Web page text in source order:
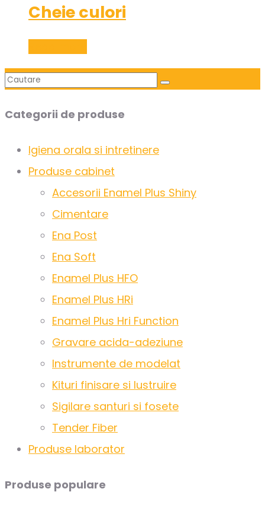
Cheie culori
Categorii de produse
Igiena orala si intretinere
Produse cabinet
Accesorii Enamel Plus Shiny
Cimentare
Ena Post
Ena Soft
Enamel Plus HFO
Enamel Plus HRi
Enamel Plus Hri Function
Gravare acida-adeziune
Instrumente de modelat
Kituri finisare si lustruire
Sigilare santuri si fosete
Tender Fiber
Produse laborator
Produse populare